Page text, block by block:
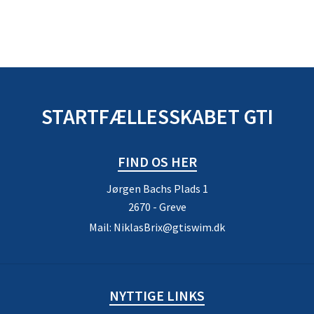
STARTFÆLLESSKABET GTI
FIND OS HER
Jørgen Bachs Plads 1
2670 - Greve
Mail: NiklasBrix@gtiswim.dk
NYTTIGE LINKS